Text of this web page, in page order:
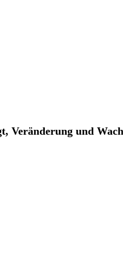
Veränderung und